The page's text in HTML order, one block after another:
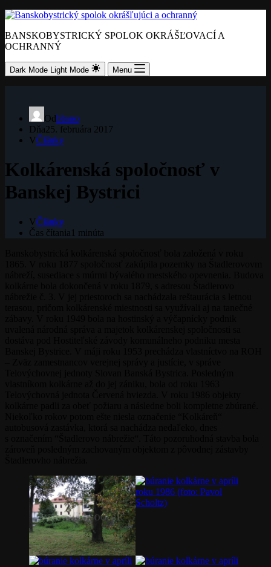
BANSKOBYSTRICKÝ SPOLOK OKRÁŠĽOVACÍ A
OCHRANNÝ
Dark Mode Light Mode Menu
Odbbsoo
Dňa25. februára 2017
VČlánky
Kolkárenská spoločnosť v
Banskej Bystrici
VČlánky
Čas čítania 1 minúta